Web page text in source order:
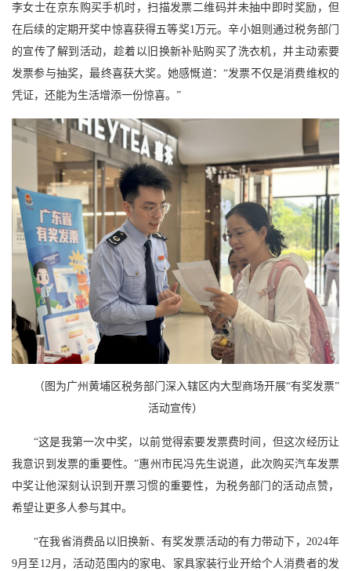
李女士在京东购买手机时，扫描发票二维码并未抽中即时奖励，但
在后续的定期开奖中惊喜获得五等奖1万元。辛小姐则通过税务部门
的宣传了解到活动，趁着以旧换新补贴购买了洗衣机，并主动索要
发票参与抽奖，最终喜获大奖。她感慨道：“发票不仅是消费维权的
凭证，还能为生活增添一份惊喜。”
（图为广州黄埔区税务部门深入辖区内大型商场开展“有奖发票”
活动宣传）
“这是我第一次中奖，以前觉得索要发票费时间，但这次经历让
我意识到发票的重要性。”惠州市民冯先生说道，此次购买汽车发票
中奖让他深刻认识到开票习惯的重要性，为税务部门的活动点赞，
希望让更多人参与其中。
“在我省消费品以旧换新、有奖发票活动的有力带动下，2024年
9月至12月，活动范围内的家电、家具家装行业开给个人消费者的发